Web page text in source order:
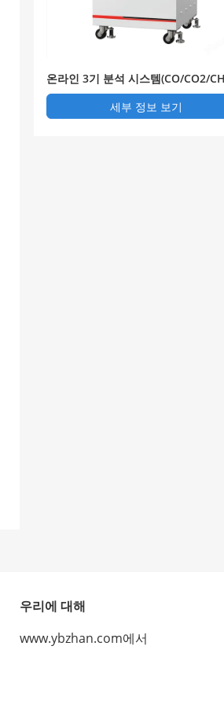
온라인 3기 분석 시스템(CO/CO2/
세부 정보 보기
우리에 대해
www.ybzhan.com에서